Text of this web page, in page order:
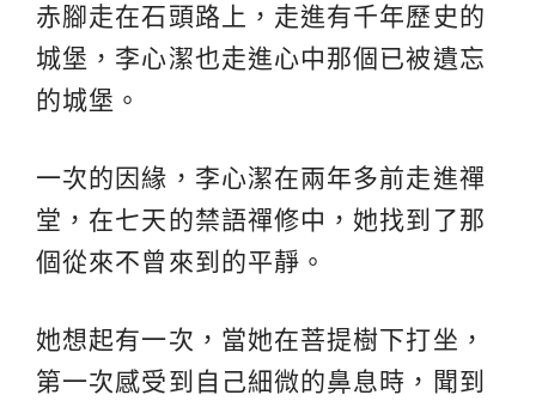
赤腳走在石頭路上，走進有千年歷史的
城堡，李心潔也走進心中那個已被遺忘
的城堡。
一次的因緣，李心潔在兩年多前走進禪
堂，在七天的禁語禪修中，她找到了那
個從來不曾來到的平靜。
她想起有一次，當她在菩提樹下打坐，
第一次感受到自己細微的鼻息時，聞到